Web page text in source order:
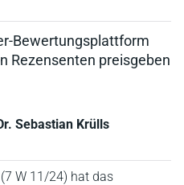
Bewertungsplattform
Rezensenten preisgeben
Sebastian Krülls
W 11/24) hat das